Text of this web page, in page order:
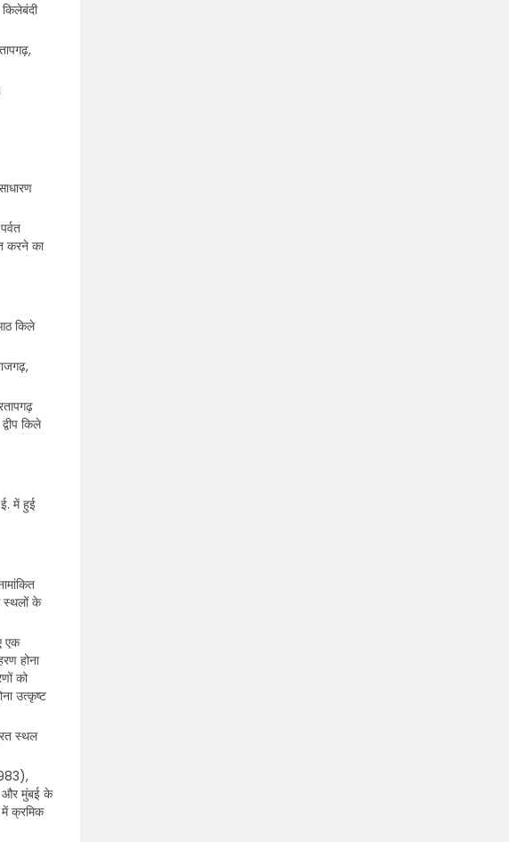
करने का
किले
किले
ई. में हुई
स्थलों के
एक
होना
को
उत्कृष्ट
स्थल
और मुंबई के
क्रमिक